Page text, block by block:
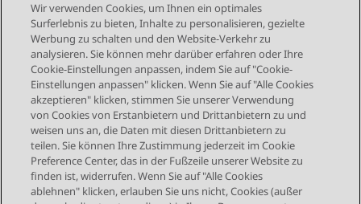
Send Feedback
Themennavigation
Vorheriges Thema Nächstes Thema
STAY CONNECTED
Wir verwenden Cookies, um Ihnen ein optimales
Surferlebnis zu bieten, Inhalte zu personalisieren, gezielte
Werbung zu schalten und den Website-Verkehr zu
analysieren. Sie können mehr darüber erfahren oder Ihre
Cookie-Einstellungen anpassen, indem Sie auf "Cookie-
Einstellungen anpassen" klicken. Wenn Sie auf "Alle Cookies
akzeptieren" klicken, stimmen Sie unserer Verwendung
von Cookies von Erstanbietern und Drittanbietern zu und
weisen uns an, die Daten mit diesen Drittanbietern zu
teilen. Sie können Ihre Zustimmung jederzeit im Cookie
Preference Center, das in der Fußzeile unserer Website zu
finden ist, widerrufen. Wenn Sie auf "Alle Cookies
ablehnen" klicken, erlauben Sie uns nicht, Cookies (außer